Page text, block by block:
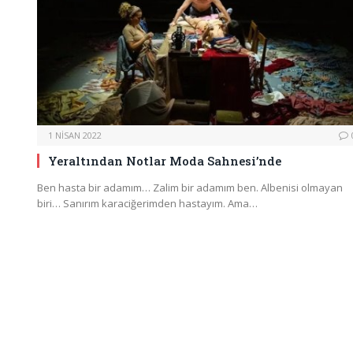
1 NISAN 2022
Yeraltından Notlar Moda Sahnesi’nde
Ben hasta bir adamım… Zalim bir adamım ben. Albenisi olmayan
biri… Sanırım karaciğerimden hastayım. Ama…